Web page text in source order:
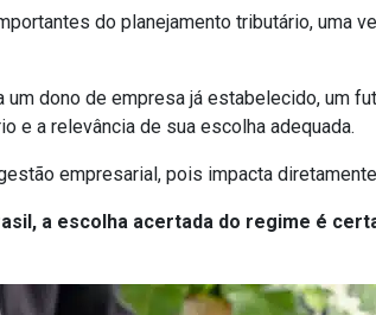
do planejamento tributário, uma
dono de empresa já estabelecido, um
e a relevância de sua escolha adequada.
empresarial, pois impacta
a escolha acertada do regime é